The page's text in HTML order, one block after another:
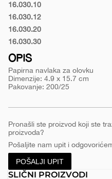
etui
Crna
16.030.10
Siva
16.030.12
Plava
16.030.20
Crvena
16.030.30
OPIS
Papirna navlaka za olovku
Dimenzije: 4.9 x 15.7 cm
Pakovanje: 200/25
Pronašli ste proizvod koji ste
proizvoda?
Pošaljite nam upit i
POŠALJI UPIT
SLIČNI PROIZVODI